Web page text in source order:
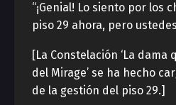
“¡Genial! Lo siento por los
piso 29 ahora, pero
[La Constelación ‘La dama
del Mirage’ se ha hecho
de la gestión del piso 29.]